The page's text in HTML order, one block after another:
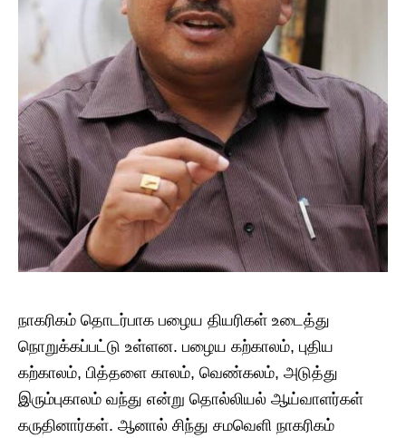
நாகரிகம் தொடர்பாக பழைய தியரிகள் உடைத்து
நொறுக்கப்பட்டு உள்ளன. பழைய கற்காலம், புதிய
கற்காலம், பித்தளை காலம், வெண்கலம், அடுத்து
இரும்புகாலம் வந்து என்று தொல்லியல் ஆய்வாளர்கள்
கருதினார்கள். ஆனால் சிந்து சமவெளி நாகரிகம்